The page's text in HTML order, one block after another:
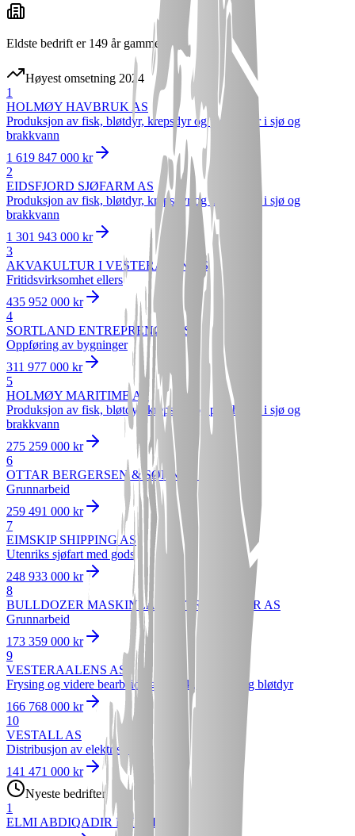
Eldste bedrift er 149 år gammel
Høyest omsetning 2024
1
HOLMØY HAVBRUK AS
Produksjon av fisk, bløtdyr, krepsdyr og pigghuder i sjø og
brakkvann
1 619 847 000 kr
2
EIDSFJORD SJØFARM AS
Produksjon av fisk, bløtdyr, krepsdyr og pigghuder i sjø og
brakkvann
1 301 943 000 kr
3
AKVAKULTUR I VESTERÅLEN AS
Fritidsvirksomhet ellers
435 952 000 kr
4
SORTLAND ENTREPRENØR AS
Oppføring av bygninger
311 977 000 kr
5
HOLMØY MARITIME AS
Produksjon av fisk, bløtdyr, krepsdyr og pigghuder i sjø og
brakkvann
275 259 000 kr
6
OTTAR BERGERSEN & SØNNER AS
Grunnarbeid
259 491 000 kr
7
EIMSKIP SHIPPING AS
Utenriks sjøfart med gods
248 933 000 kr
8
BULLDOZER MASKINLAG ENTREPRENØR AS
Grunnarbeid
173 359 000 kr
9
VESTERAALENS AS
Frysing og videre bearbeiding av fisk, skalldyr og bløtdyr
166 768 000 kr
10
VESTALL AS
Distribusjon av elektrisitet
141 471 000 kr
Nyeste bedrifter
1
ELMI ABDIQADIR KHALIF